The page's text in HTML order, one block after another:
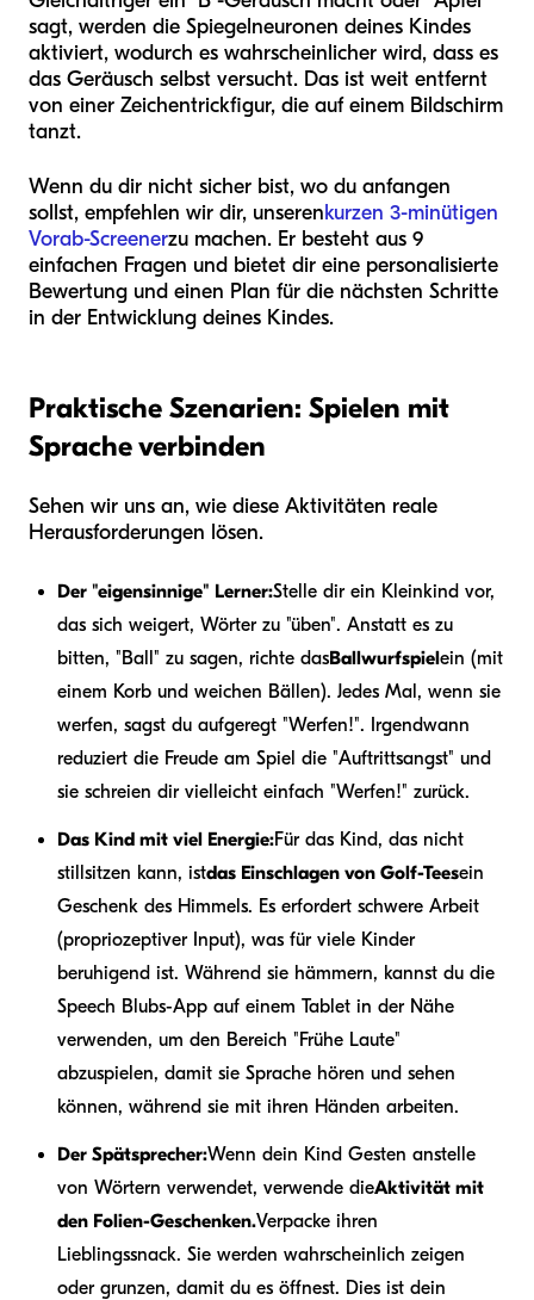
sagt, werden die Spiegelneuronen deines Kindes
aktiviert, wodurch es wahrscheinlicher wird, dass es
das Geräusch selbst versucht. Das ist weit entfernt
von einer Zeichentrickfigur, die auf einem Bildschirm
tanzt.
Wenn du dir nicht sicher bist, wo du anfangen
sollst, empfehlen wir dir, unserenkurzen 3-minütigen
Vorab-Screenerzu machen. Er besteht aus 9
einfachen Fragen und bietet dir eine personalisierte
Bewertung und einen Plan für die nächsten Schritte
in der Entwicklung deines Kindes.
Praktische Szenarien: Spielen mit
Sprache verbinden
Sehen wir uns an, wie diese Aktivitäten reale
Herausforderungen lösen.
Der "eigensinnige" Lerner:Stelle dir ein Kleinkind vor,
das sich weigert, Wörter zu "üben". Anstatt es zu
bitten, "Ball" zu sagen, richte dasBallwurfspielein (mit
einem Korb und weichen Bällen). Jedes Mal, wenn sie
werfen, sagst du aufgeregt "Werfen!". Irgendwann
reduziert die Freude am Spiel die "Auftrittsangst" und
sie schreien dir vielleicht einfach "Werfen!" zurück.
Das Kind mit viel Energie:Für das Kind, das nicht
stillsitzen kann, istdas Einschlagen von Golf-Teesein
Geschenk des Himmels. Es erfordert schwere Arbeit
(propriozeptiver Input), was für viele Kinder
beruhigend ist. Während sie hämmern, kannst du die
Speech Blubs-App auf einem Tablet in der Nähe
verwenden, um den Bereich "Frühe Laute"
abzuspielen, damit sie Sprache hören und sehen
können, während sie mit ihren Händen arbeiten.
Der Spätsprecher:Wenn dein Kind Gesten anstelle
von Wörtern verwendet, verwende dieAktivität mit
den Folien-Geschenken.Verpacke ihren
Lieblingssnack. Sie werden wahrscheinlich zeigen
oder grunzen, damit du es öffnest. Dies ist dein